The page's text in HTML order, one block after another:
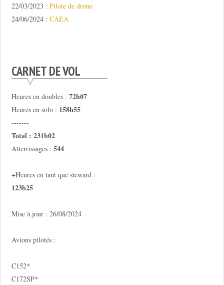
22/03/2023 : Pilote de drone
24/06/2024 : CAEA
CARNET DE VOL
Heures en doubles : 72h07
Heures en solo : 158h55
-------
Total : 231h02
Atterrissages : 544
+Heures en tant que steward :
123h25
Mise à jour : 26/08/2024
Avions pilotés :
C152*
C172SP*